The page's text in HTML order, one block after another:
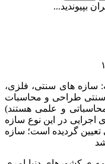
بپیوندید...
سازه های سنتی، فلزی،
سنتی طراحی و محاسبات
و علمی هستند)
اجرایی در این نوع سازه
تعیین گردیده است؛ سازه